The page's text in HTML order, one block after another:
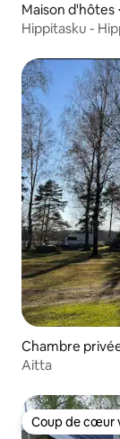
Maison d'hôtes
Hippitasku -
Chambre
Aitta
Coup de cœur
Coup de cœur